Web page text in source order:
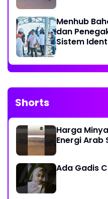
Menhub
dan
Sistem
Shorts
Harga
Energi Arab
Ada Gadis